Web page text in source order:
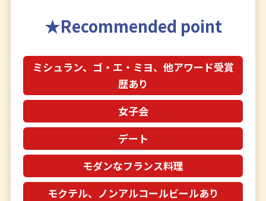
Recommended point
ミシュラン、ゴ・エ・ミヨ、他アワード受賞
歴あり
女子会
デート
モダンなフランス料理
モクテル、ノンアルコールビールあり